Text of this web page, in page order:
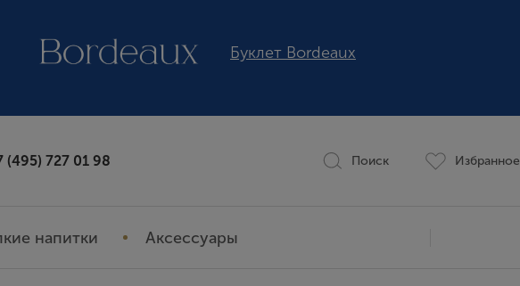
Буклет Bordeaux
(495) 727 01 98 Поиск Избранное
напитки Аксессуары